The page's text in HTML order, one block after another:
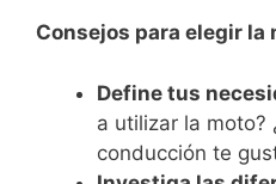
Consejos para elegir la
Define tus
a utilizar la moto?
conducción te